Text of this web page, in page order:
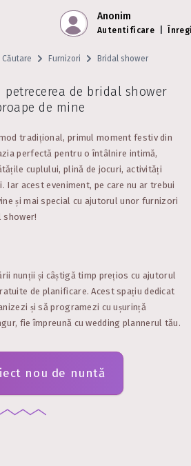
Anonim
Autentificare
Căutare Furnizori Bridal shower
de bridal shower
de mine
tradițional, primul moment festiv din
perfectă pentru o întâlnire intimă,
cuplului, plină de jocuri, activități
Iar acest eveniment, pe care nu ar trebui
și mai special cu ajutorul unor furnizori
shower!
nunții și câștigă timp prețios cu ajutorul
de planificare. Acest spațiu dedicat
și să programezi cu ușurință
fie împreună cu wedding plannerul tău.
nou de nuntă